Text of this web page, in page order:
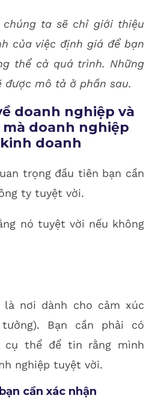
chúng ta sẽ chỉ giới thiệu
của việc định giá để bạn
thể cả quá trình. Những
được mô tả ở phần sau.
doanh nghiệp và
doanh nghiệp
doanh
trọng đầu tiên bạn cần
ty tuyệt vời.
nó tuyệt vời nếu không
nơi dành cho cảm xúc
Bạn cần phải có
cụ thể để tin rằng mình
nghiệp tuyệt vời.
cần xác nhận